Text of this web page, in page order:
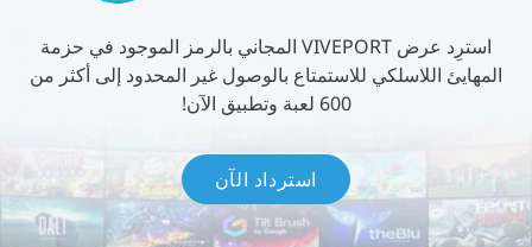
استرِد عرض VIVEPORT المجاني بالرمز الموجود في حزمة
المهايئ اللاسلكي للاستمتاع بالوصول غير المحدود إلى أكثر من
600 لعبة وتطبيق الآن!
استرداد الآن